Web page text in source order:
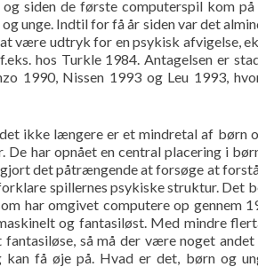
siden de første computerspil kom
unge. Indtil for få år siden var det
være udtryk for en psykisk afvigelse,
hos Turkle 1984. Antagelsen er
1990, Nissen 1993 og Leu 1993,
ikke længere er et mindretal af børn
har opnået en central placering i
det påtrængende at forsøge at
spillernes psykiske struktur. Det
har omgivet computere op gennem
og fantasiløst. Med mindre
så må der være noget
få øje på. Hvad er det, børn og